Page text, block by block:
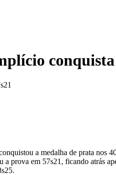
a medalha de prata nos
a prova em 57s21, ficando atrás